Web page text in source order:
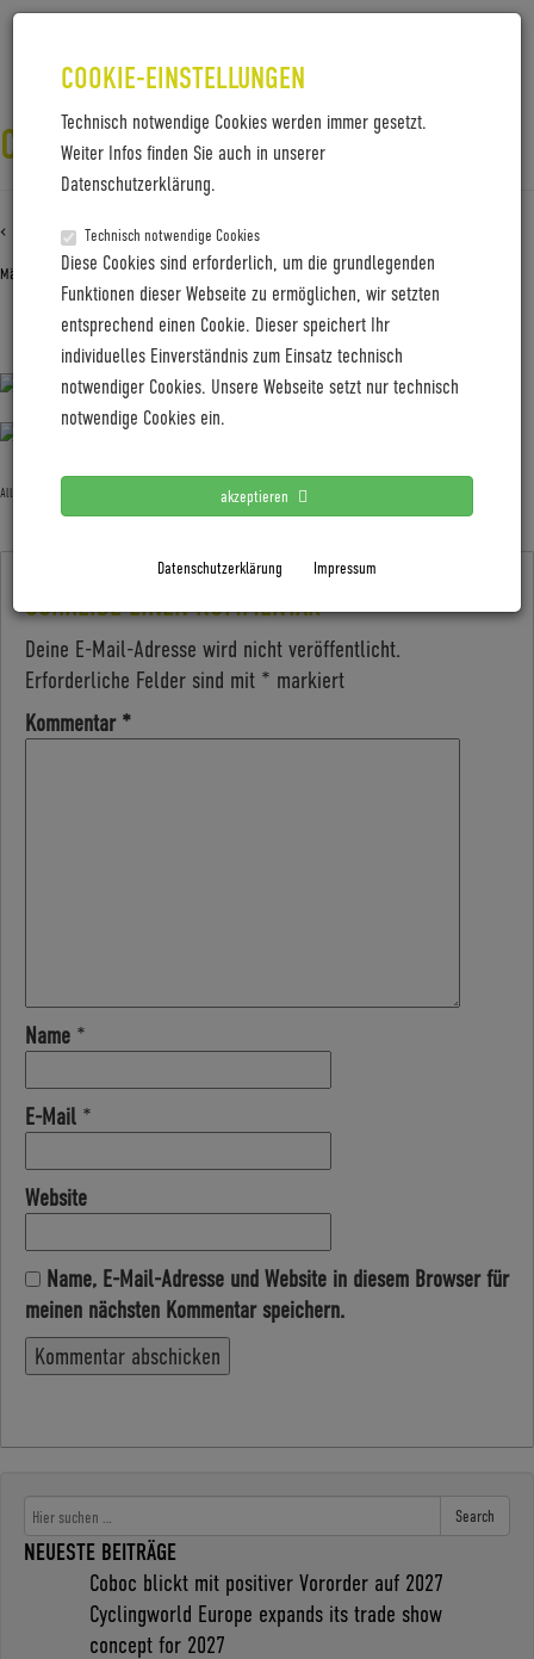
COOKIE-EINSTELLUNGEN
Technisch notwendige Cookies werden immer gesetzt.
Weiter Infos finden Sie auch in unserer
Datenschutzerklärung.
Technisch notwendige Cookies
Diese Cookies sind erforderlich, um die grundlegenden
Funktionen dieser Webseite zu ermöglichen, wir setzten
entsprechend einen Cookie. Dieser speichert Ihr
individuelles Einverständnis zum Einsatz technisch
notwendiger Cookies. Unsere Webseite setzt nur technisch
notwendige Cookies ein.
akzeptieren
Datenschutzerklärung Impressum
CW23-1-3-NILS_LAENGNER-3670
‹ Zurück zuCW23-1-3-Nils_Laengner-3670
März 4, 2024 Gabi Jung — No Comments
CW23-1-3-Nils_Laengner-3670
Allgemein
SCHREIBE EINEN KOMMENTAR
Deine E-Mail-Adresse wird nicht veröffentlicht.
Erforderliche Felder sind mit * markiert
Kommentar *
Name *
E-Mail *
Website
Name, E-Mail-Adresse und Website in diesem Browser für
meinen nächsten Kommentar speichern.
Search
NEUESTE BEITRÄGE
Coboc blickt mit positiver Vororder auf 2027
Cyclingworld Europe expands its trade show
concept for 2027